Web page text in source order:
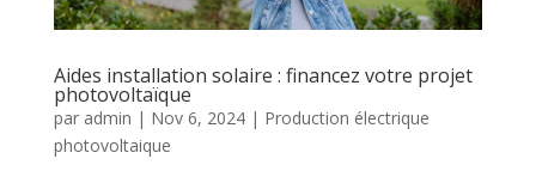
Aides installation solaire : financez votre projet
photovoltaïque
par admin | Nov 6, 2024| Production électrique
photovoltaique